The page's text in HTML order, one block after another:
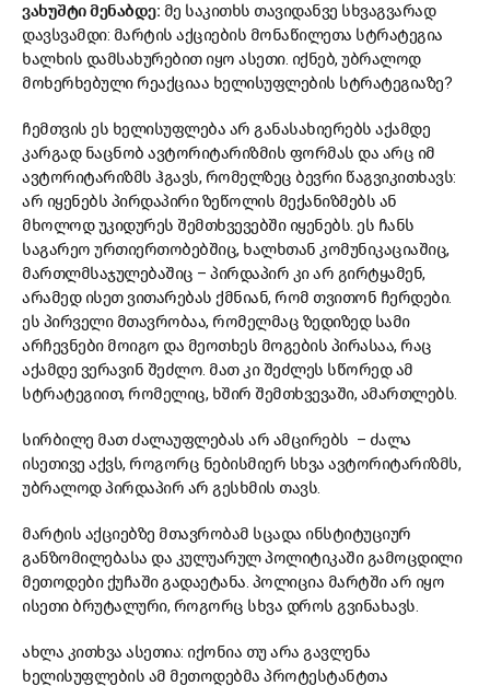
ვახუშტი მენაბდე: მე საკითხს თავიდანვე სხვაგვარად
დავსვამდი: მარტის აქციების მონაწილეთა სტრატეგია
ხალხის დამსახურებით იყო ასეთი. იქნებ, უბრალოდ
მოხერხებული რეაქციაა ხელისუფლების სტრატეგიაზე?
ჩემთვის ეს ხელისუფლება არ განასახიერებს აქამდე
კარგად ნაცნობ ავტორიტარიზმის ფორმას და არც იმ
ავტორიტარიზმს ჰგავს, რომელზეც ბევრი წაგვიკითხავს:
არ იყენებს პირდაპირი ზეწოლის მექანიზმებს ან
მხოლოდ უკიდურეს შემთხვევებში იყენებს. ეს ჩანს
საგარეო ურთიერთობებშიც, ხალხთან კომუნიკაციაშიც,
მართლმსაჯულებაშიც – პირდაპირ კი არ გირტყამენ,
არამედ ისეთ ვითარებას ქმნიან, რომ თვითონ ჩერდები.
ეს პირველი მთავრობაა, რომელმაც ზედიზედ სამი
არჩევნები მოიგო და მეოთხეს მოგების პირასაა, რაც
აქამდე ვერავინ შეძლო. მათ კი შეძლეს სწორედ ამ
სტრატეგიით, რომელიც, ხშირ შემთხვევაში, ამართლებს.
სირბილე მათ ძალაუფლებას არ ამცირებს – ძალა
ისეთივე აქვს, როგორც ნებისმიერ სხვა ავტორიტარიზმს,
უბრალოდ პირდაპირ არ გესხმის თავს.
მარტის აქციებზე მთავრობამ სცადა ინსტიტუციურ
განზომილებასა და კულუარულ პოლიტიკაში გამოცდილი
მეთოდები ქუჩაში გადაეტანა. პოლიცია მარტში არ იყო
ისეთი ბრუტალური, როგორც სხვა დროს გვინახავს.
ახლა კითხვა ასეთია: იქონია თუ არა გავლენა
ხელისუფლების ამ მეთოდებმა პროტესტანტთა